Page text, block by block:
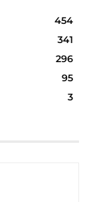
454
341
296
95
3